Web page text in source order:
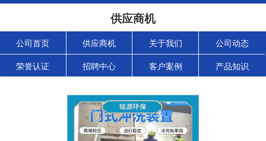
供应商机
公司首页 供应商机 关于我们 公司动态
荣誉认证 招聘中心 客户案例 产品知识